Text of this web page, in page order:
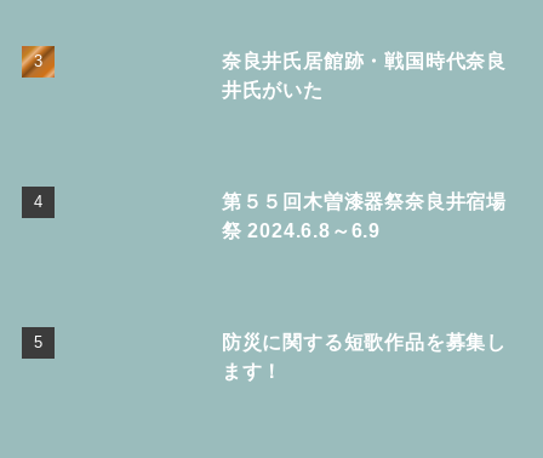
奈良井氏居館跡・戦国時代奈良
井氏がいた
第５５回木曽漆器祭奈良井宿場
祭 2024.6.8～6.9
防災に関する短歌作品を募集し
ます！